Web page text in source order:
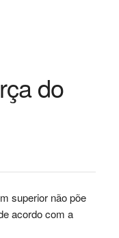
do
superior não põe
acordo com a